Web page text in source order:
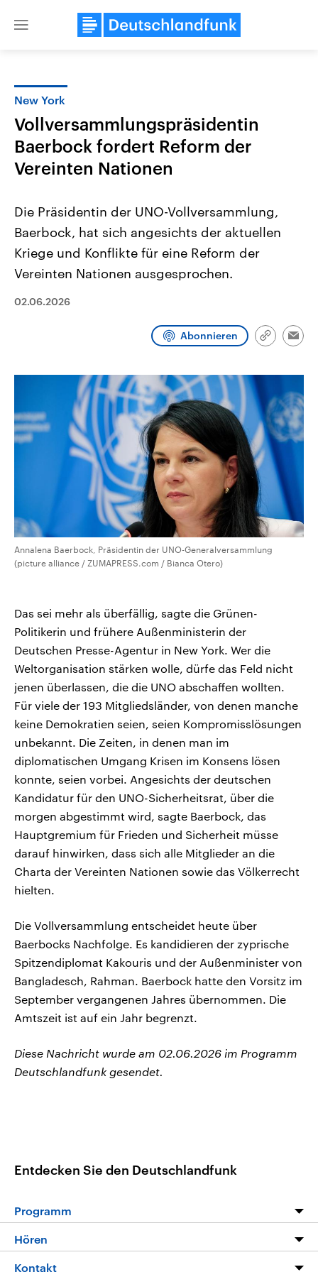
Close
Landtagswahl Sachsen-Anhalt
2026
Alle Informationen
Sachsen-Anhalt wählt am 6.
Landtag. Seit 2021 wird das
Wahlprogramme, aktuelle Berichte
und Kandidaten der anstehenden
USA
Aktuelle Beiträge,
Hintergründe
Wirtschaftlich und
aktuelle Weltgeschehen.
Audio-Archiv
New York
Vollversammlungspräsidentin
Baerbock fordert Reform der
Vereinten Nationen
Die Präsidentin der UNO-Vollversammlung,
Baerbock, hat sich angesichts der aktuellen
Kriege und Konflikte für eine Reform der
Vereinten Nationen ausgesprochen.
02.06.2026
Abonnieren
Link
Annalena Baerbock, Präsidentin der UNO-Generalversammlung
(picture alliance / ZUMAPRESS.com / Bianca Otero)
Das sei mehr als überfällig, sagte die Grünen-
Politikerin und frühere Außenministerin der
Deutschen Presse-Agentur in New York. Wer die
Weltorganisation stärken wolle, dürfe das Feld nicht
jenen überlassen, die die UNO abschaffen wollten.
Für viele der 193 Mitgliedsländer, von denen manche
keine Demokratien seien, seien Kompromisslösungen
unbekannt. Die Zeiten, in denen man im
diplomatischen Umgang Krisen im Konsens lösen
konnte, seien vorbei. Angesichts der deutschen
Kandidatur für den UNO-Sicherheitsrat, über die
morgen abgestimmt wird, sagte Baerbock, das
Hauptgremium für Frieden und Sicherheit müsse
darauf hinwirken, dass sich alle Mitglieder an die
Charta der Vereinten Nationen sowie das Völkerrecht
hielten.
Die Vollversammlung entscheidet heute über
Baerbocks Nachfolge. Es kandidieren der zyprische
Spitzendiplomat Kakouris und der Außenminister von
Bangladesch, Rahman. Baerbock hatte den Vorsitz im
September vergangenen Jahres übernommen. Die
Amtszeit ist auf ein Jahr begrenzt.
Diese Nachricht wurde am 02.06.2026 im Programm
Deutschlandfunk gesendet.
Entdecken Sie den Deutschlandfunk
Programm
Programm
Hören
Livestream
Kontakt